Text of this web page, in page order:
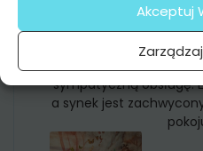
Akceptuj
Dziękujemy za
sympatyczną obsługę.
a synek jest